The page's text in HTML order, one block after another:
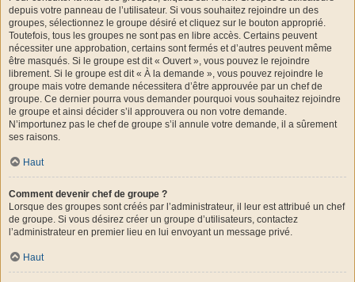
depuis votre panneau de l’utilisateur. Si vous souhaitez rejoindre un des
groupes, sélectionnez le groupe désiré et cliquez sur le bouton approprié.
Toutefois, tous les groupes ne sont pas en libre accès. Certains peuvent
nécessiter une approbation, certains sont fermés et d’autres peuvent même
être masqués. Si le groupe est dit « Ouvert », vous pouvez le rejoindre
librement. Si le groupe est dit « À la demande », vous pouvez rejoindre le
groupe mais votre demande nécessitera d’être approuvée par un chef de
groupe. Ce dernier pourra vous demander pourquoi vous souhaitez rejoindre
le groupe et ainsi décider s’il approuvera ou non votre demande.
N’importunez pas le chef de groupe s’il annule votre demande, il a sûrement
ses raisons.
Haut
Comment devenir chef de groupe ?
Lorsque des groupes sont créés par l’administrateur, il leur est attribué un chef
de groupe. Si vous désirez créer un groupe d’utilisateurs, contactez
l’administrateur en premier lieu en lui envoyant un message privé.
Haut